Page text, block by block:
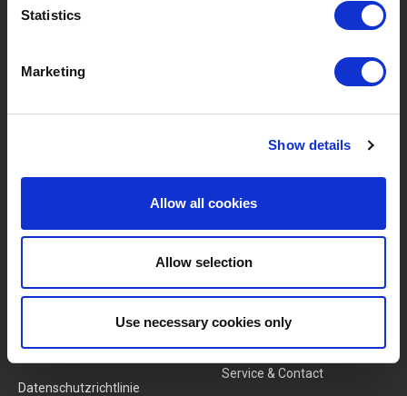
Statistics
Marketing
Show details
Allow all cookies
Allow selection
Use necessary cookies only
Kategorien
Neue Produkte
Über Uns
Stellenangebote
Geschäftsbedingungen
Datenschutzrichtlinie
Login
Service & Contact